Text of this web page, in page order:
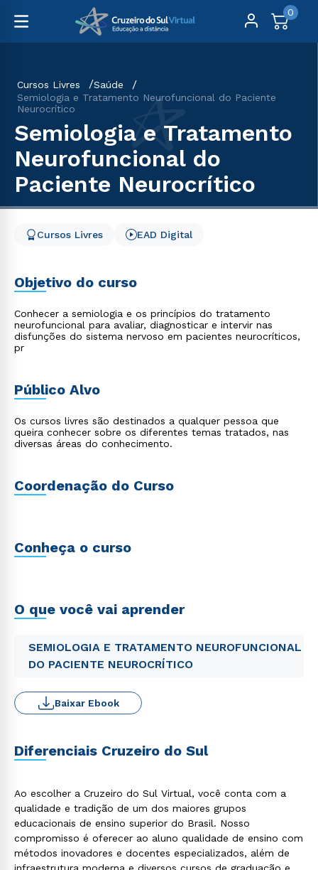
0
Cursos Livres
Saúde
Semiologia e Tratamento Neurofuncional do Paciente
Neurocrítico
Semiologia e Tratamento
Neurofuncional do
Paciente Neurocrítico
Cursos Livres EAD Digital
Objetivo do curso
Conhecer a semiologia e os princípios do tratamento
neurofuncional para avaliar, diagnosticar e intervir nas
disfunções do sistema nervoso em pacientes neurocríticos,
pr
Público Alvo
Os cursos livres são destinados a qualquer pessoa que
queira conhecer sobre os diferentes temas tratados, nas
diversas áreas do conhecimento.
Coordenação do Curso
Conheça o curso
O que você vai aprender
SEMIOLOGIA E TRATAMENTO NEUROFUNCIONAL
DO PACIENTE NEUROCRÍTICO
Baixar Ebook
Diferenciais Cruzeiro do Sul
Ao escolher a Cruzeiro do Sul Virtual, você conta com a
qualidade e tradição de um dos maiores grupos
educacionais de ensino superior do Brasil. Nosso
compromisso é oferecer ao aluno qualidade de ensino com
métodos inovadores e docentes especializados, além de